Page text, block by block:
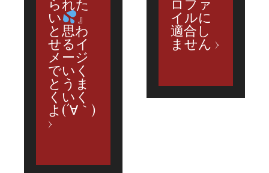
られた
い 』
と思わ
せるイ
メージ
でいく
とうま
くいく
よ(´∀｀)
ロファ
イルに
適合し
ません